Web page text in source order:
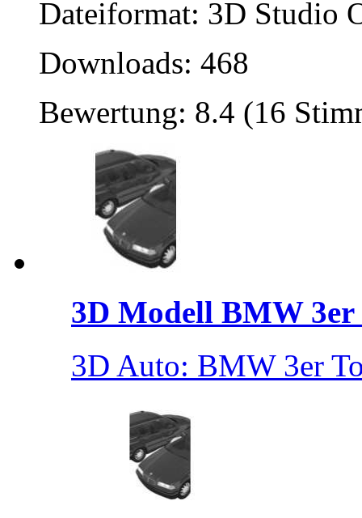
Dateiformat: 3D Studio
Downloads: 468
Bewertung: 8.4 (16
3D Modell BMW 3er
3D Auto: BMW 3er